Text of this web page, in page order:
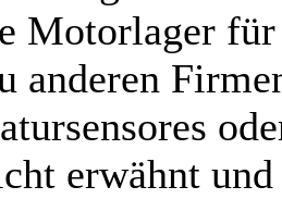
Motorlager
anderen
erwähnt